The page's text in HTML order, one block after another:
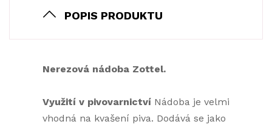
POPIS PRODUKTU
Nerezová nádoba Zottel.
Využití v pivovarnictví Nádoba je velmi
vhodná na kvašení piva. Dodává se jako